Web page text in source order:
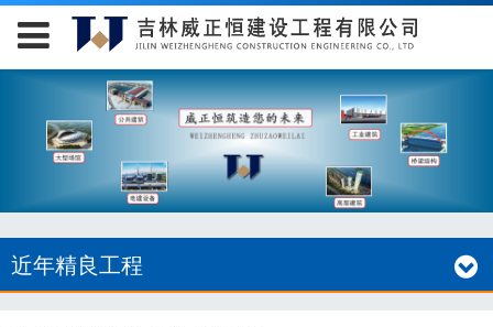
近年精良工程